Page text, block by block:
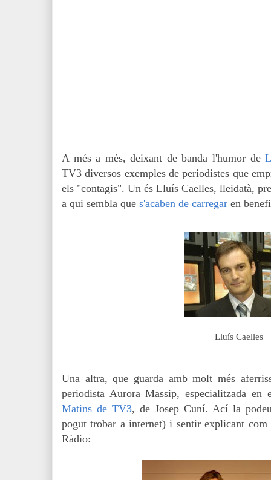
A més a més, deixant de banda l'humor de
TV3 diversos exemples de periodistes que
els "contagis". Un és Lluís Caelles, lleidatà,
a qui sembla que s'acaben de carregar en
Lluís Caelles
Una altra, que guarda amb molt més
periodista Aurora Massip, especialitzada en
Matins de TV3, de Josep Cuní. Ací la
pogut trobar a internet) i sentir explicant
Ràdio: